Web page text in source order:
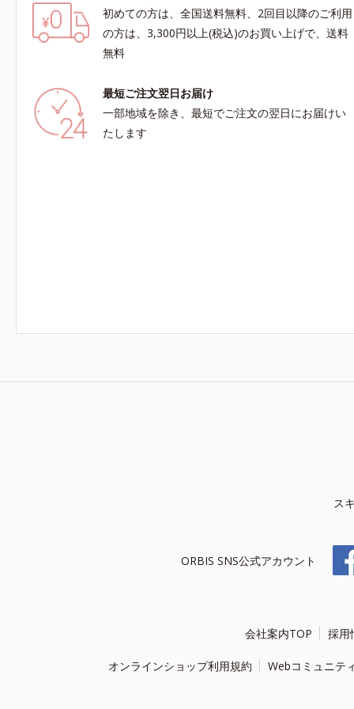
初めての方は、全国送料無料、2回目以降のご利用
の方は、3,300円以上(税込)のお買い上げで、送料
無料
最短ご注文翌日お届け
一部地域を除き、最短でご注文の翌日にお届けい
たします
ス
ORBIS SNS公式アカウント
会社案内TOP 採用
オンラインショップ利用規約 Webコミュニテ